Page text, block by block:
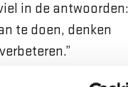
in de antwoorden:
te doen, denken